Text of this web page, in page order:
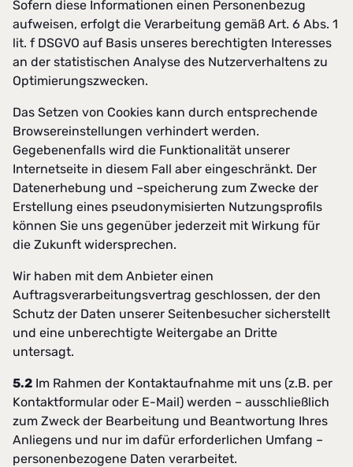
Sofern diese Informationen einen Personenbezug
aufweisen, erfolgt die Verarbeitung gemäß Art. 6 Abs. 1
lit. f DSGVO auf Basis unseres berechtigten Interesses
an der statistischen Analyse des Nutzerverhaltens zu
Optimierungszwecken.
Das Setzen von Cookies kann durch entsprechende
Browsereinstellungen verhindert werden.
Gegebenenfalls wird die Funktionalität unserer
Internetseite in diesem Fall aber eingeschränkt. Der
Datenerhebung und –speicherung zum Zwecke der
Erstellung eines pseudonymisierten Nutzungsprofils
können Sie uns gegenüber jederzeit mit Wirkung für
die Zukunft widersprechen.
Wir haben mit dem Anbieter einen
Auftragsverarbeitungsvertrag geschlossen, der den
Schutz der Daten unserer Seitenbesucher sicherstellt
und eine unberechtigte Weitergabe an Dritte
untersagt.
5.2 Im Rahmen der Kontaktaufnahme mit uns (z.B. per
Kontaktformular oder E-Mail) werden – ausschließlich
zum Zweck der Bearbeitung und Beantwortung Ihres
Anliegens und nur im dafür erforderlichen Umfang –
personenbezogene Daten verarbeitet.